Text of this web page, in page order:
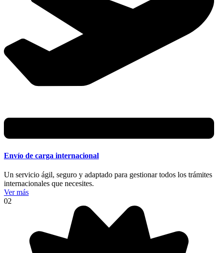
Envío de carga internacional
Un servicio ágil, seguro y adaptado para gestionar todos los trámites
internacionales que necesites.
Ver más
02